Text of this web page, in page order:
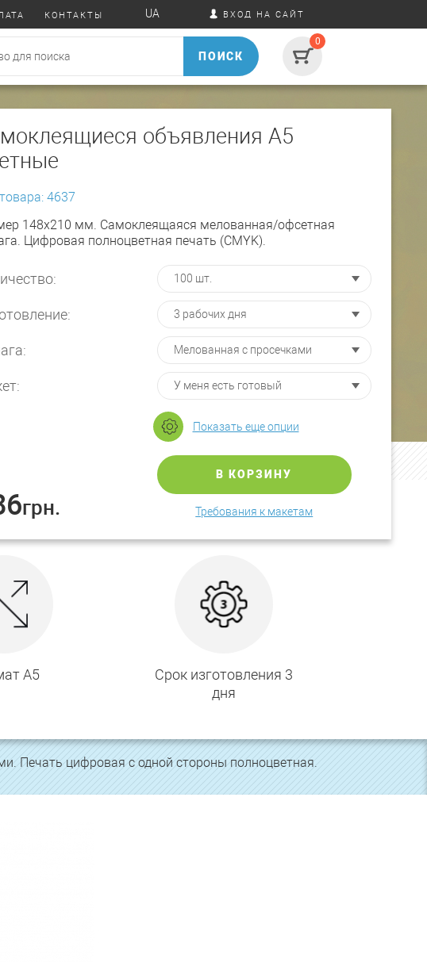
КОНТАКТЫ UA ВХОД НА САЙТ
ПОИСК
0
объявления А5
4637
148х210 мм. Самоклеящаяся мелованная/офсетная
Цифровая полноцветная печать (СMYK).
Показать еще опции
грн.
В КОРЗИНУ
Требования к макетам
А5
Срок изготовления 3
дня
Печать цифровая с одной стороны полноцветная.